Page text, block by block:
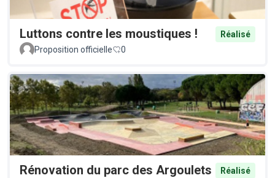
Luttons contre les moustiques !
Réalisé
Proposition officielle
0
Rénovation du parc des Argoulets
Réalisé